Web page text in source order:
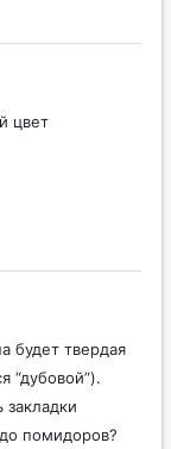
цвет
будет твердая
“дубовой”).
помидоров?